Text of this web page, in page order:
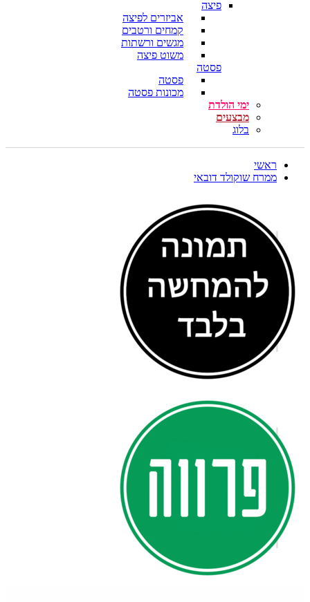
פיצה
אביזרים לפיצה
קמחים ורטבים
מגשים ורשתות
משוט פיצה
פסטה
פסטה
מכונות פסטה
ימי הולדת
מבצעים
בלוג
ראשי
ממרח שוקולד דובאי